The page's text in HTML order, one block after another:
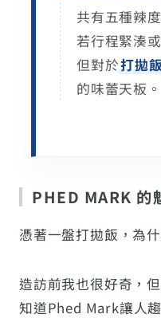
共有五種辣
若行程緊湊
但對於打拋
的味蕾天板。
PHED MARK 的
憑著一盤打拋飯，為
造訪前我也很好奇，
知道Phed Mark讓人